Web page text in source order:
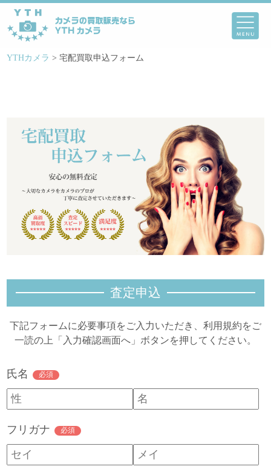
YTHカメラ >宅配買取申込フォーム
査定申込
下記フォームに必要事項をご入力いただき、利用規約をご
一読の上「入力確認画面へ」ボタンを押してください。
氏名 必須
フリガナ 必須